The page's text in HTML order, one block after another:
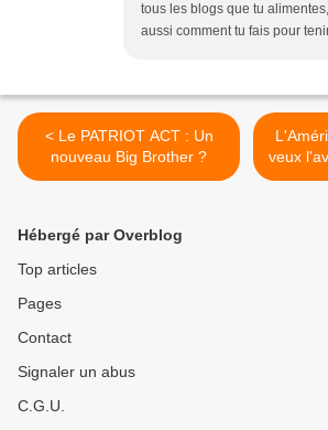
tous les blogs que tu
aussi comment tu fais pour
< Le PATRIOT ACT : Un
nouveau Big Brother ?
Hébergé par Overblog
Top articles
Pages
Contact
Signaler un abus
C.G.U.